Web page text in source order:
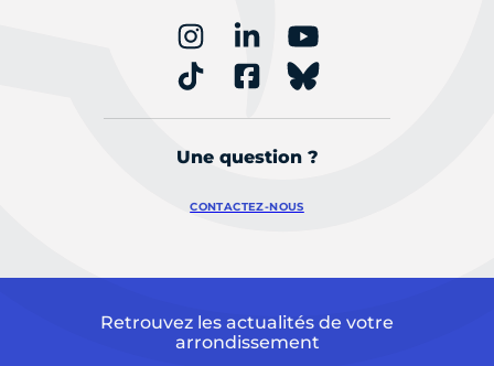
Une question ?
CONTACTEZ-NOUS
Retrouvez les actualités de votre
arrondissement